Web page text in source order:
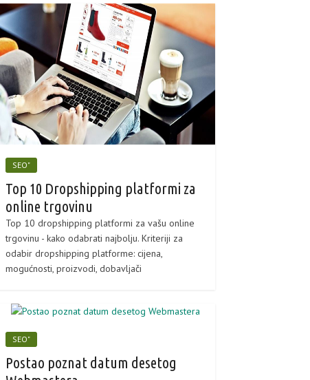
SEO"
Top 10 Dropshipping platformi za
online trgovinu
Top 10 dropshipping platformi za vašu online
trgovinu - kako odabrati najbolju. Kriteriji za
odabir dropshipping platforme: cijena,
mogućnosti, proizvodi, dobavljači
SEO"
Postao poznat datum desetog